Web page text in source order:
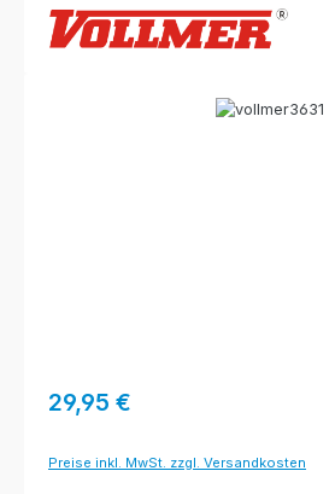
Bildergalerie überspringen
Regulärer Preis:
29,95 €
Preise inkl. MwSt. zzgl. Versandkosten